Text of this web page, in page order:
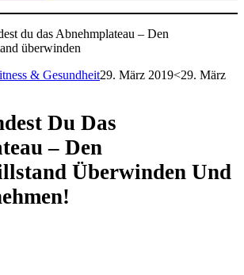
& Gesundheit29. März 2019<29. März
Du Das
– Den
Überwinden Und